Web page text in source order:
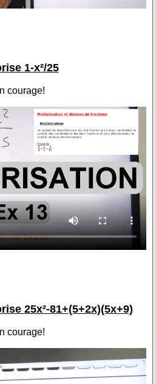
1-x²/25
courage!
25x²-81+(5+2x)(5x+9)
courage!